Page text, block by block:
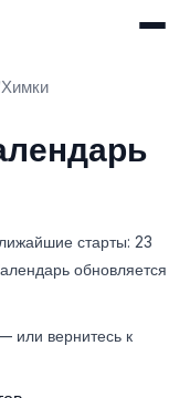
Химки
старты: 23
обновляется
или вернитесь к